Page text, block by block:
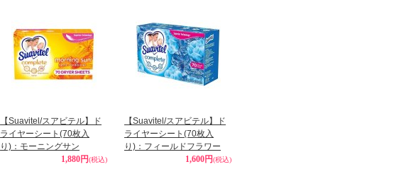
【Suavitel/スアビテル】ド
ライヤーシート(70枚入
り)：モーニングサン
1,880円(税込)
【Suavitel/スアビテル】ド
ライヤーシート(70枚入
り)：フィールドフラワー
1,600円(税込)